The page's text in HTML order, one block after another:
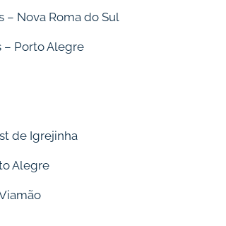
– Nova Roma do Sul
– Porto Alegre
de Igrejinha
Alegre